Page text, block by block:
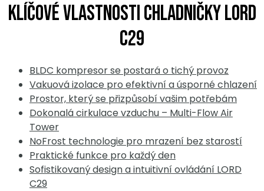
Klíčové vlastnosti chladničky LORD
C29
BLDC kompresor se postará o tichý provoz
Vakuová izolace pro efektivní a úsporné chlazení
Prostor, který se přizpůsobí vašim potřebám
Dokonalá cirkulace vzduchu – Multi-Flow Air
Tower
NoFrost technologie pro mrazení bez starostí
Praktické funkce pro každý den
Sofistikovaný design a intuitivní ovládání LORD
C29